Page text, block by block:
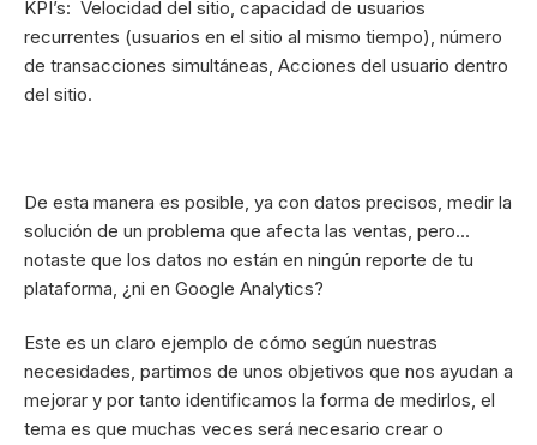
KPI’s: Velocidad del sitio, capacidad de usuarios
recurrentes (usuarios en el sitio al mismo tiempo), número
de transacciones simultáneas, Acciones del usuario dentro
del sitio.
De esta manera es posible, ya con datos precisos, medir la
solución de un problema que afecta las ventas, pero…
notaste que los datos no están en ningún reporte de tu
plataforma, ¿ni en Google Analytics?
Este es un claro ejemplo de cómo según nuestras
necesidades, partimos de unos objetivos que nos ayudan a
mejorar y por tanto identificamos la forma de medirlos, el
tema es que muchas veces será necesario crear o